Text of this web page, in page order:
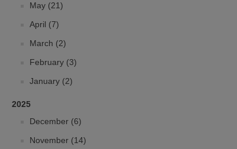
May (21)
April (7)
March (2)
February (3)
January (2)
2025
December (6)
November (14)